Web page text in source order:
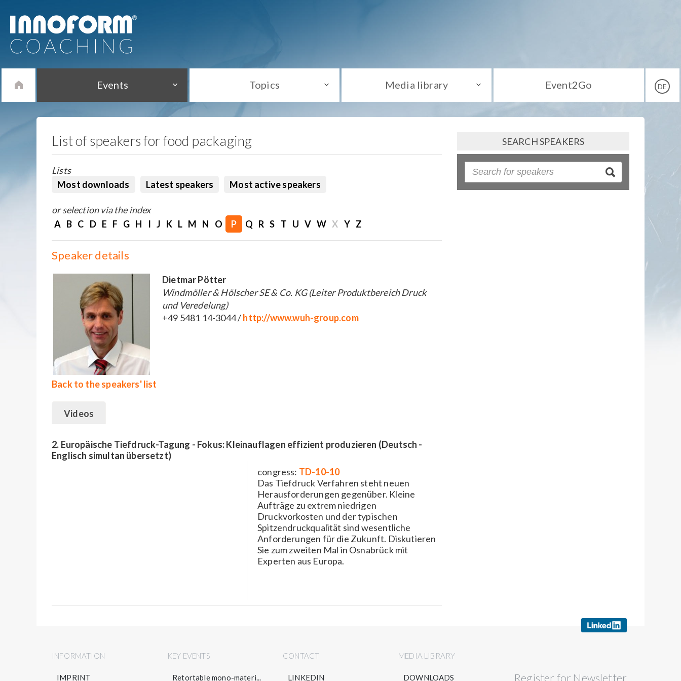
Events Topics Media library Event2Go DE
List of speakers for food packaging
Lists
Most downloads
Latest speakers Most active speakers
or selection via the index
A B C D E F G H I J K L M N O P Q R S T U V W X Y Z
Speaker details
Dietmar Pötter
Windmöller & Hölscher SE & Co. KG (Leiter Produktbereich Druck
und Veredelung)
+49 5481 14-3044 /http://www.wuh-group.com
Back to the speakers' list
Videos
2. Europäische Tiefdruck-Tagung - Fokus: Kleinauflagen effizient produzieren (Deutsch -
Englisch simultan übersetzt)
congress: TD-10-10
Das Tiefdruck Verfahren steht neuen
Herausforderungen gegenüber. Kleine
Aufträge zu extrem niedrigen
Druckvorkosten und der typischen
Spitzendruckqualität sind wesentliche
Anforderungen für die Zukunft. Diskutieren
Sie zum zweiten Mal in Osnabrück mit
Experten aus Europa.
SEARCH SPEAKERS
INFORMATION
IMPRINT
KEY EVENTS
Retortable mono-materi...
CONTACT
LINKEDIN
MEDIA LIBRARY
DOWNLOADS Register for Newsletter